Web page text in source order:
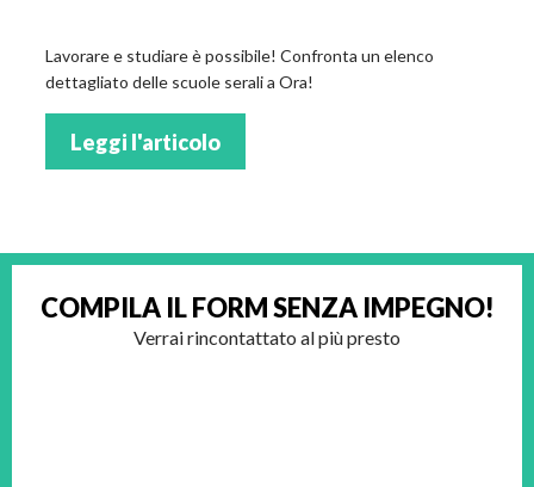
Lavorare e studiare è possibile! Confronta un elenco
dettagliato delle scuole serali a Ora!
Leggi l'articolo
COMPILA IL FORMSENZA IMPEGNO!
Verrai rincontattato al più presto